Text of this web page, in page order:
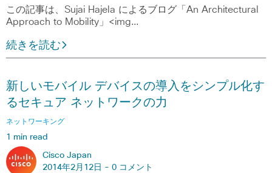
この記事は、Sujai Hajela によるブログ「An Architectural
Approach to Mobility」<img…
続きを読む
新しいモバイル デバイスの導入をシンプル化す
るセキュア ネットワークの力
ネットワーキング
1 min read
Cisco Japan
2014年2月12日 - 0 コメント